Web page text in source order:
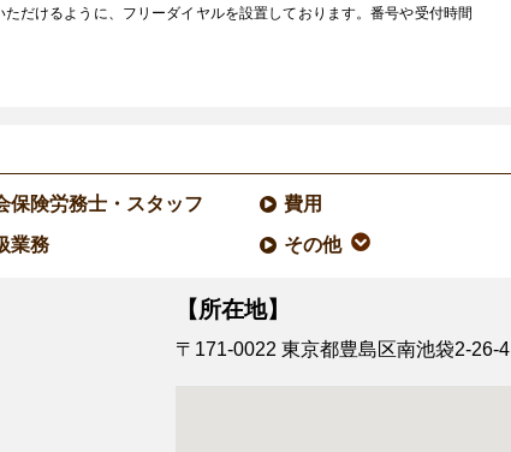
だけるように、フリーダイヤルを設置しております。番号や受付時間
保険労務士・スタッフ
業務
費用
その他
【所在地】
〒171-0022 東京都豊島区南池袋2-26-4